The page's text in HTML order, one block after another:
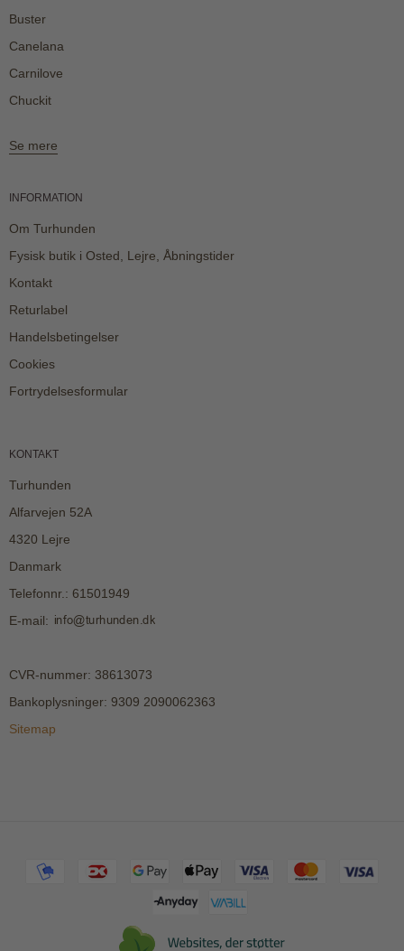
Buster
Canelana
Carnilove
Chuckit
Se mere
INFORMATION
Om Turhunden
Fysisk butik i Osted, Lejre, Åbningstider
Kontakt
Returlabel
Handelsbetingelser
Cookies
Fortrydelsesformular
KONTAKT
Turhunden
Alfarvejen 52A
4320 Lejre
Danmark
Telefonnr. : 61501949
E-mail:
CVR-nummer: 38613073
Bankoplysninger: 9309 2090062363
Sitemap